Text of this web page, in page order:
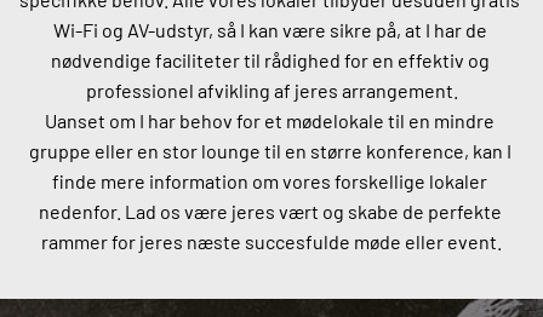
Wi-Fi og AV-udstyr, så I kan være sikre på, at I har de
nødvendige faciliteter til rådighed for en effektiv og
professionel afvikling af jeres arrangement.
Uanset om I har behov for et mødelokale til en mindre
gruppe eller en stor lounge til en større konference, kan I
finde mere information om vores forskellige lokaler
nedenfor. Lad os være jeres vært og skabe de perfekte
rammer for jeres næste succesfulde møde eller event.